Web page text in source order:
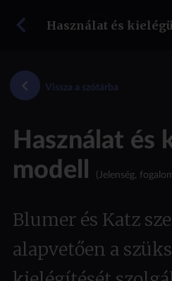
Használat és
Vissza a szótárba
Használat és
modell
(Jelenség,
Blumer és Katz
alapvetően a